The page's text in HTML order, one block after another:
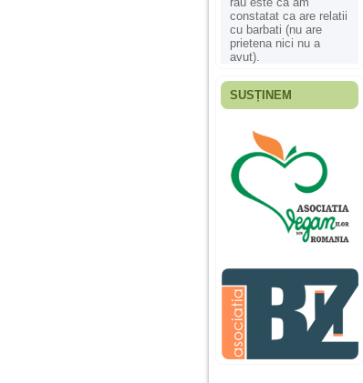
constatat ca are relatii
cu barbati (nu are
prietena nici nu a
avut).
Fiica mea s-a nascut
ani, privind in urma
realizez cat de multe
greseli am facut in
educatia si cresterea
ei, am fost o mama
egoista, preocupata
de implinirea
profesionala, cand ea
era mica am neglijat-
agresiva, orice
greseala era taxata cu
o palma sau pedepse.
De 4 ani am o relatie
serioasa cu un barbat
SUSȚINEM